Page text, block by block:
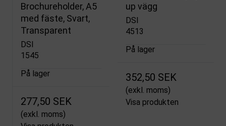
Brochureholder, A5
med fäste, Svart,
Transparent
DSI
1545
På lager
277,50 SEK
(exkl. moms)
up vägg
DSI
4513
På lager
352,50 SEK
(exkl. moms)
Visa produkten